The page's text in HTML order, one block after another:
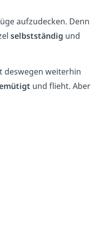
aufzudecken. Denn
selbstständig und
deswegen weiterhin
und flieht. Aber